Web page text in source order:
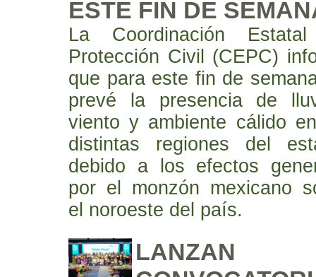
ESTE FIN DE
La Coordinación
Protección Civil (CEPC)
que para este fin de
prevé la presencia de
viento y ambiente cálido
distintas regiones del
debido a los efectos
por el monzón mexicano
el noroeste del país.
LANZAN